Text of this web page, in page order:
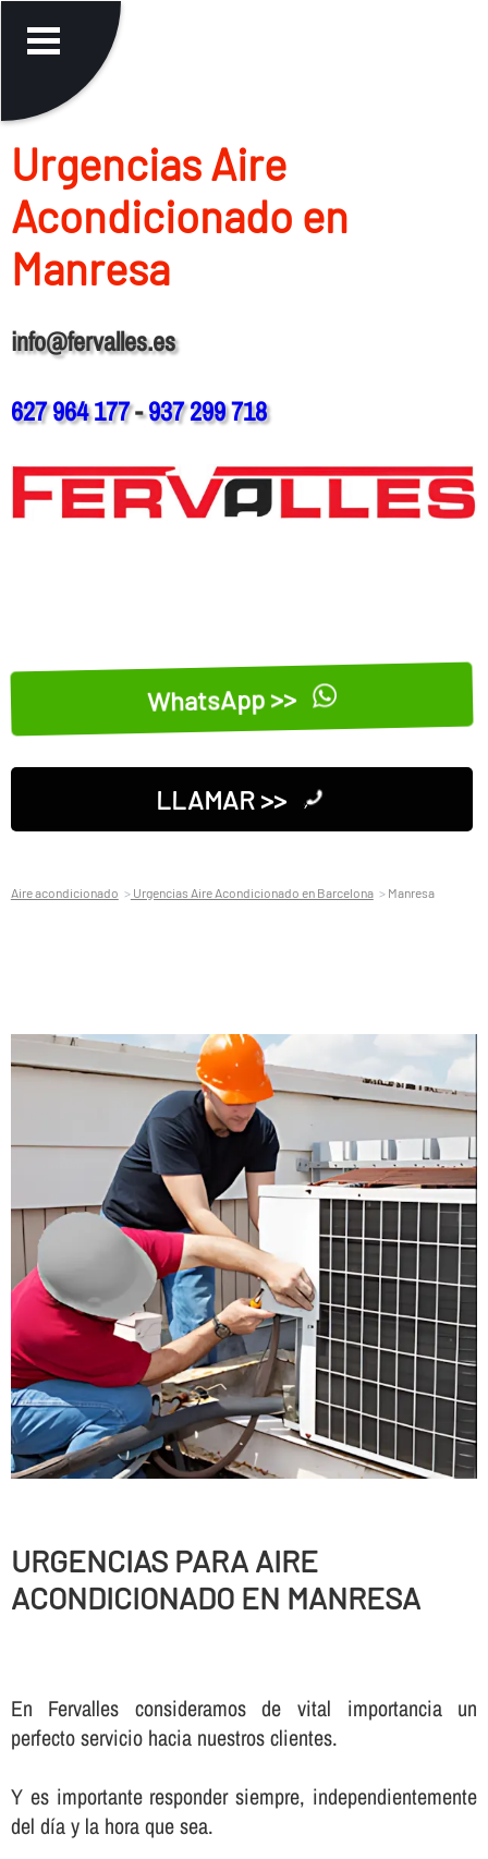
Urgencias Aire
Acondicionado en
Manresa
info@fervalles.es
627 964 177-937 299 718
WhatsApp >>
LLAMAR >>
Aire acondicionado Urgencias Aire Acondicionado en Barcelona Manresa
URGENCIAS PARA AIRE
ACONDICIONADO EN MANRESA
En Fervalles consideramos de vital importancia un
perfecto servicio hacia nuestros clientes.
Y es importante responder siempre, independientemente
del dí­a y la hora que sea.